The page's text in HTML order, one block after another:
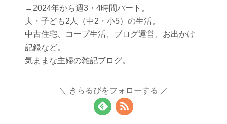
→2024年から週3・4時間パート。
夫・子ども2人（中2・小5）の生活。
中古住宅、コープ生活、ブログ運営、お出かけ
記録など。
気ままな主婦の雑記ブログ。
きらるびをフォローする